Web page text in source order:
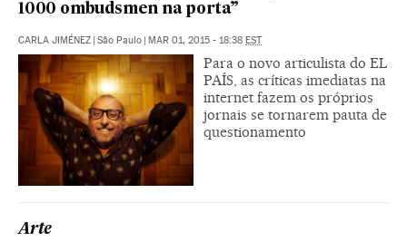
1000 ombudsmen na porta”
CARLA JIMÉNEZ | São Paulo | MAR 01, 2015 - 18:38 EST
Para o novo articulista do EL
PAÍS, as críticas imediatas na
internet fazem os próprios
jornais se tornarem pauta de
questionamento
Arte